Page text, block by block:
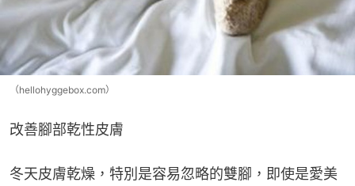
（hellohyggebox.com）
改善腳部乾性皮膚
冬天皮膚乾燥，特別是容易忽略的雙腳，即使是愛美